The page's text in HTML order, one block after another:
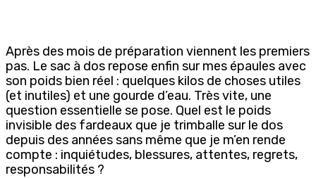
Après des mois de préparation viennent les premiers
pas. Le sac à dos repose enfin sur mes épaules avec
son poids bien réel : quelques kilos de choses utiles
(et inutiles) et une gourde d’eau. Très vite, une
question essentielle se pose. Quel est le poids
invisible des fardeaux que je trimballe sur le dos
depuis des années sans même que je m’en rende
compte : inquiétudes, blessures, attentes, regrets,
responsabilités ?